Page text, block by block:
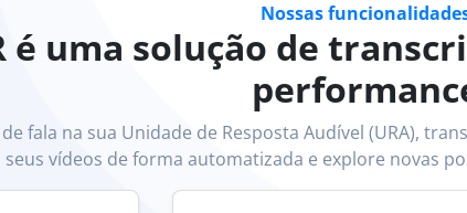
Nossas
é uma solução de
fala na sua Unidade de Resposta Audível (URA),
vídeos de forma automatizada e explore novas